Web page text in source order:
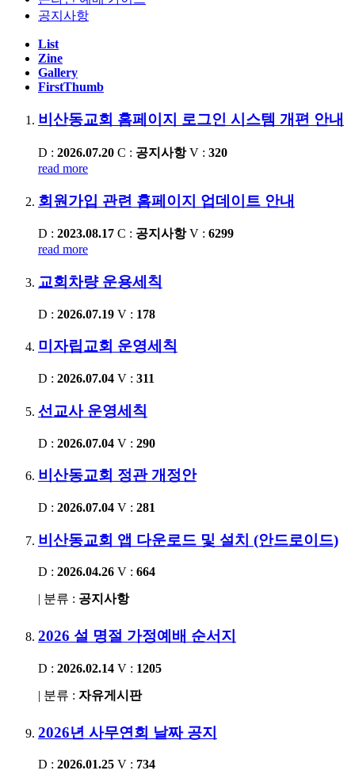
공지사항
List
Zine
Gallery
FirstThumb
비산동교회 홈페이지 로그인 시스템 개편 안내
D : 2026.07.20 C : 공지사항 V : 320
read more
회원가입 관련 홈페이지 업데이트 안내
D : 2023.08.17 C : 공지사항 V : 6299
read more
교회차량 운용세칙
D : 2026.07.19 V : 178
미자립교회 운영세칙
D : 2026.07.04 V : 311
선교사 운영세칙
D : 2026.07.04 V : 290
비산동교회 정관 개정안
D : 2026.07.04 V : 281
비산동교회 앱 다운로드 및 설치 (안드로이드)
D : 2026.04.26 V : 664
| 분류 : 공지사항
2026 설 명절 가정예배 순서지
D : 2026.02.14 V : 1205
| 분류 : 자유게시판
2026년 사무연회 날짜 공지
D : 2026.01.25 V : 734